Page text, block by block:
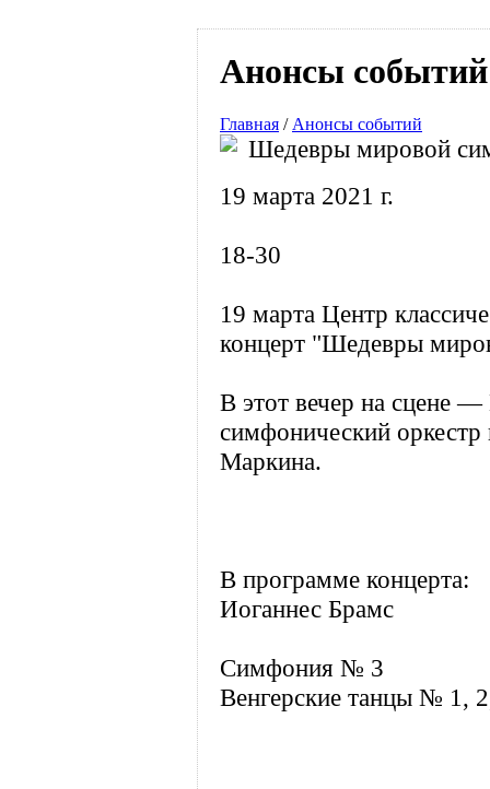
Анонсы событий
Главная /Анонсы событий
Шедевры мировой
19 марта 2021 г.
18-30
19 марта Центр
концерт "Шедевры
В этот вечер на сцене
симфонический
Маркина.
В программе концерта:
Иоганнес Брамс
Симфония № 3
Венгерские танцы № 1,